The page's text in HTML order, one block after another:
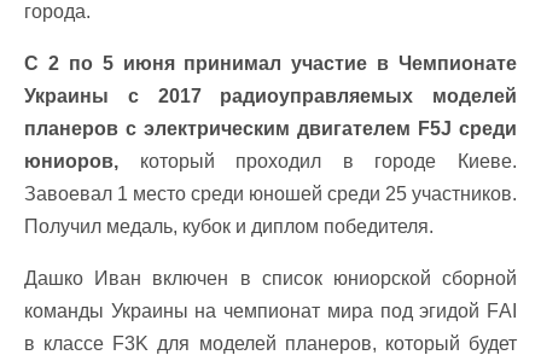
города.
С 2 по 5 июня принимал участие в Чемпионате
Украины с 2017 радиоуправляемых моделей
планеров с электрическим двигателем F5J среди
юниоров, который проходил в городе Киеве.
Завоевал 1 место среди юношей среди 25 участников.
Получил медаль, кубок и диплом победителя.
Дашко Иван включен в список юниорской сборной
команды Украины на чемпионат мира под эгидой FАІ
в классе F3K для моделей планеров, который будет